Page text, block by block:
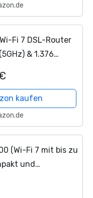
Fi 7 DSL-Router
& 1.376
und
kaufen
(Wi-Fi 7 mit bis zu
und
höchster